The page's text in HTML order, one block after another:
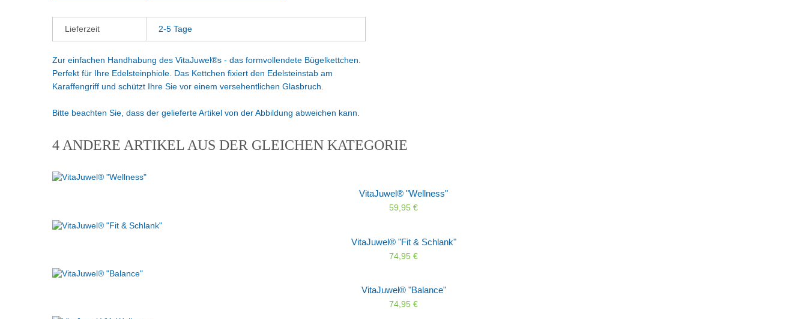
Lieferzeit 2-5 Tage
Zur einfachen Handhabung des VitaJuwel®s - das formvollendete Bügelkettchen.
Perfekt für Ihre Edelsteinphiole. Das Kettchen fixiert den Edelsteinstab am
Karaffengriff und schützt Ihre Sie vor einem versehentlichen Glasbruch.
Bitte beachten Sie, dass der gelieferte Artikel von der Abbildung abweichen kann.
4 ANDERE ARTIKEL AUS DER GLEICHEN KATEGORIE
VitaJuwel® "Wellness"
59,95 €
VitaJuwel® "Fit & Schlank"
74,95 €
VitaJuwel® "Balance"
74,95 €